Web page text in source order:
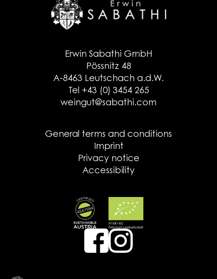
Erwin Sabathi GmbH
Pössnitz 48
A-8463 Leutschach a.d.W.
Tel +43 (0) 3454 265
weingut@sabathi.com
General terms and conditions
Imprint
Privacy notice
Accessibility